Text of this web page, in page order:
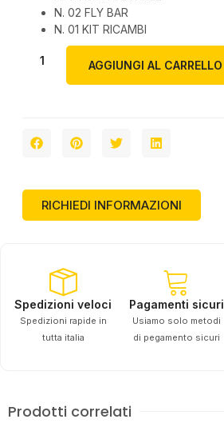
N. 02 FLY BAR
N. 01 KIT RICAMBI
AGGIUNGI AL CARRELLO
RICHIEDI INFORMAZIONI
Spedizioni veloci
Spedizioni rapide in
tutta italia
Pagamenti sicuri
Usiamo solo metodi
di pegamento sicuri
Prodotti correlati